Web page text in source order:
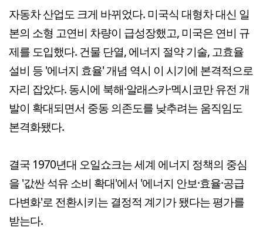
자동차 산업도 크게 바뀌었다. 미국식 대형차 대신 일
본의 소형 고연비 차량이 급성장했고, 미국은 연비 규
제를 도입했다. 건물 단열, 에너지 절약 기술, 고효율
설비 등 '에너지 효율' 개념 역시 이 시기에 본격적으로
자리 잡았다. 동시에 북해·알래스카·멕시코만 유전 개
발이 확대되면서 중동 의존도를 낮추려는 움직임도
본격화됐다.
결국 1970년대 오일쇼크는 세계 에너지 정책의 중심
을 '값싼 석유 소비 확대'에서 '에너지 안보·효율·공급
다변화'로 전환시키는 결정적 계기가 됐다는 평가를
받는다.